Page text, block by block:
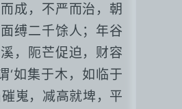
成，不严而治，朝
缚二千馀人；年谷
，阨芒促迫，财容
‘如集于木，如临于
嵬，减高就埤，平